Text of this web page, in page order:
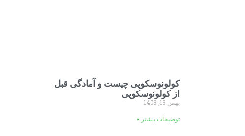
کولونوسکوپی چیست و آمادگی قبل
از کولونوسکوپی
بهمن 13, 1403
توضیحات بیشتر »